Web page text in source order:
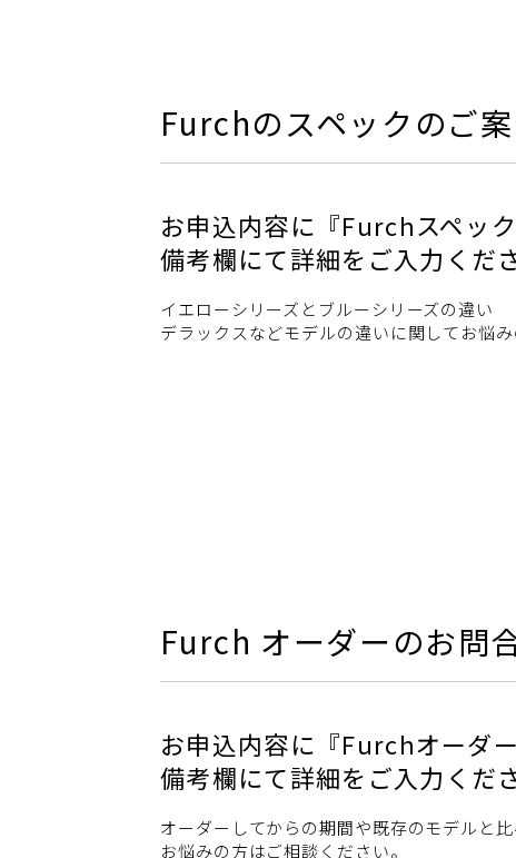
Furchのスペックのご
お申込内容に『Furchスペッ
備考欄にて詳細をご入力くださ
イエローシリーズとブルーシリーズの違い
デラックスなどモデルの違いに関してお悩み
Furch オーダーのお問
お申込内容に『Furchオーダ
備考欄にて詳細をご入力くださ
オーダーしてからの期間や既存のモデルと
お悩みの方はご相談ください。